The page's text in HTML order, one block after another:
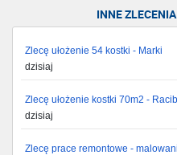
INNE
Zlecę ułożenie 54 kostki - Marki
dzisiaj
Zlecę ułożenie kostki 70m2 -
dzisiaj
Zlecę prace remontowe -